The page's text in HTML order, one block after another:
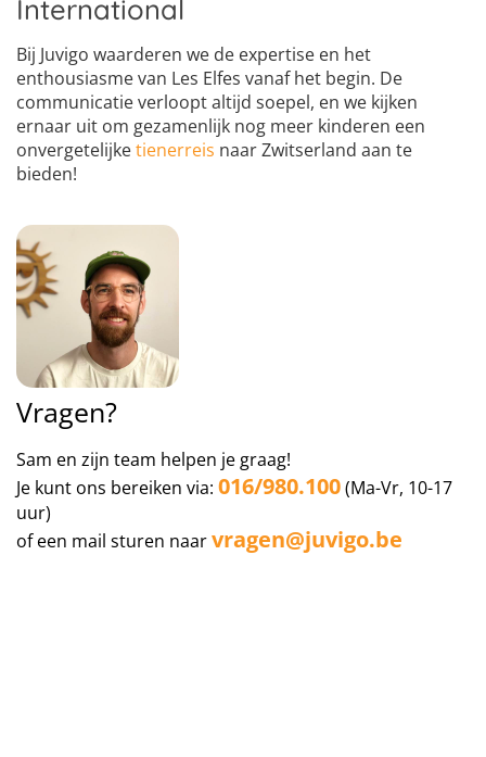
International
Bij Juvigo waarderen we de expertise en het
enthousiasme van Les Elfes vanaf het begin. De
communicatie verloopt altijd soepel, en we kijken
ernaar uit om gezamenlijk nog meer kinderen een
onvergetelijketienerreis naar Zwitserland aan te
bieden!
Vragen?
Sam en zijn team helpen je graag!
Je kunt ons bereiken via: 016/980.100(Ma-Vr, 10-17
uur)
of een mail sturen naarvragen@juvigo.be